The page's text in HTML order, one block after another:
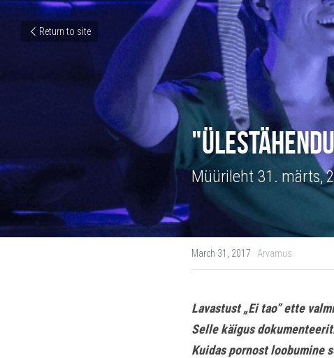
Return to site
Müürileht 31. märts,
March 31, 2017 · Arvamus
Lavastust „Ei tao” ette
Selle käigus
Kuidas pornost loobumine